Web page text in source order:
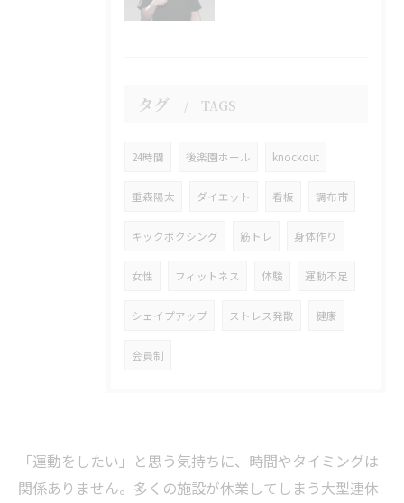
タグ TAGS
24時間 後楽園ホール knockout
重森陽太 ダイエット 看板 調布市
キックボクシング 筋トレ 身体作り
女性 フィットネス 体験 運動不足
シェイプアップ ストレス発散 健康
会員制
「運動をしたい」と思う気持ちに、時間やタイミングは
関係ありません。多くの施設が休業してしまう大型連休